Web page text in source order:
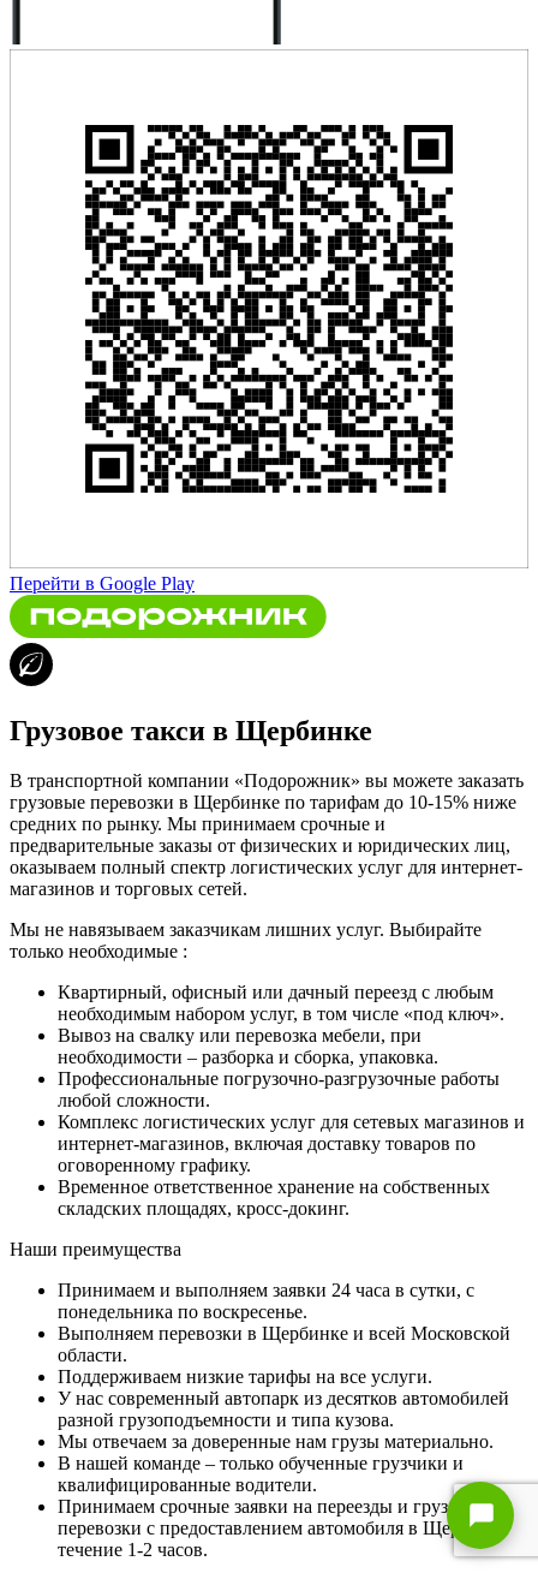
Перейти в Google Play
Грузовое такси в Щербинке
В транспортной компании «Подорожник» вы можете заказать
грузовые перевозки в Щербинке по тарифам до 10-15% ниже
средних по рынку. Мы принимаем срочные и
предварительные заказы от физических и юридических лиц,
оказываем полный спектр логистических услуг для интернет-
магазинов и торговых сетей.
Мы не навязываем заказчикам лишних услуг. Выбирайте
только необходимые :
Квартирный, офисный или дачный переезд с любым
необходимым набором услуг, в том числе «под ключ».
Вывоз на свалку или перевозка мебели, при
необходимости – разборка и сборка, упаковка.
Профессиональные погрузочно-разгрузочные работы
любой сложности.
Комплекс логистических услуг для сетевых магазинов и
интернет-магазинов, включая доставку товаров по
оговоренному графику.
Временное ответственное хранение на собственных
складских площадях, кросс-докинг.
Наши преимущества
Принимаем и выполняем заявки 24 часа в сутки, с
понедельника по воскресенье.
Выполняем перевозки в Щербинке и всей Московской
области.
Поддерживаем низкие тарифы на все услуги.
У нас современный автопарк из десятков автомобилей
разной грузоподъемности и типа кузова.
Мы отвечаем за доверенные нам грузы материально.
В нашей команде – только обученные грузчики и
квалифицированные водители.
Принимаем срочные заявки на переезды и грузовые
перевозки с предоставлением автомобиля в Щербинке в
течение 1-2 часов.